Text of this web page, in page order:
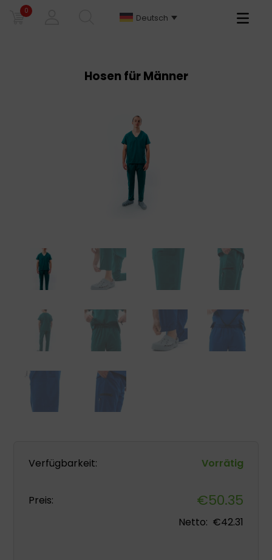
0
Deutsch
Primary
Hosen für Männer
Verfügbarkeit: Vorrätig
Preis: €50.35
Netto: €42.31